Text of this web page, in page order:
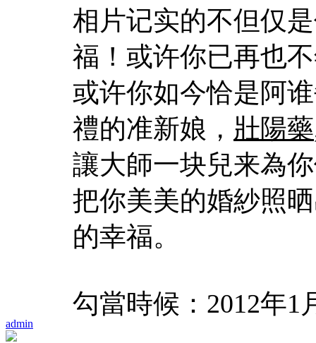
admin
相片记实的不但仅
福！或许你已再也
或许你如今恰是阿
禮的准新娘， 壯陽藥
讓大師一块兒来為
把你美美的婚紗照
的幸福。
勾當時候：2012年1